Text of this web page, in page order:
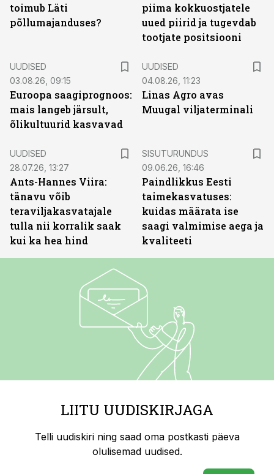
toimub Läti
põllumajanduses?
piima kokkuostjatele
uued piirid ja tugevdab
tootjate positsiooni
UUDISED
03.08.26, 09:15
Euroopa saagiprognoos:
mais langeb järsult,
õlikultuurid kasvavad
UUDISED
04.08.26, 11:23
Linas Agro avas
Muugal viljaterminali
UUDISED
28.07.26, 13:27
Ants-Hannes Viira:
tänavu võib
teraviljakasvatajale
tulla nii korralik saak
kui ka hea hind
SISUTURUNDUS
09.06.26, 16:46
Paindlikkus Eesti
taimekasvatuses:
kuidas määrata ise
saagi valmimise aega ja
kvaliteeti
LIITU UUDISKIRJAGA
Telli uudiskiri ning saad oma postkasti päeva
olulisemad uudised.